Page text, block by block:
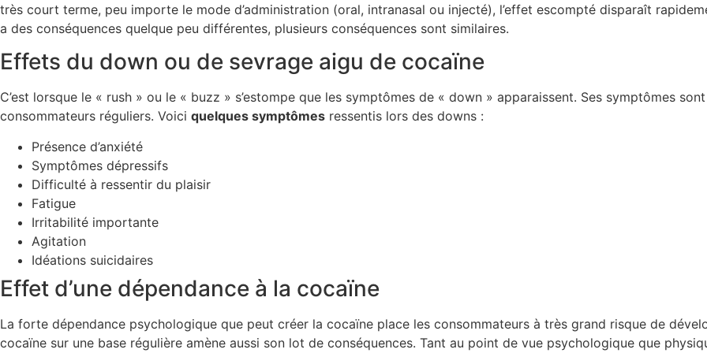
très court terme, peu importe le mode d’administration (oral, intranasal ou injecté), l’effet escompté disparaît
a des conséquences quelque peu différentes, plusieurs conséquences sont similaires.
Effets du down ou de sevrage aigu de cocaïne
C’est lorsque le « rush » ou le « buzz » s’estompe que les symptômes de « down » apparaissent. Ses symptômes
consommateurs réguliers. Voici quelques symptômes ressentis lors des downs :
Présence d’anxiété
Symptômes dépressifs
Difficulté à ressentir du plaisir
Fatigue
Irritabilité importante
Agitation
Idéations suicidaires
Effet d’une dépendance à la cocaïne
La forte dépendance psychologique que peut créer la cocaïne place les consommateurs à très grand risque de
cocaïne sur une base régulière amène aussi son lot de conséquences. Tant au point de vue psychologique que